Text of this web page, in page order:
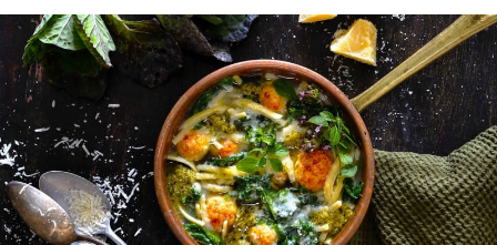
Témata
Recepty
Články
TV Program